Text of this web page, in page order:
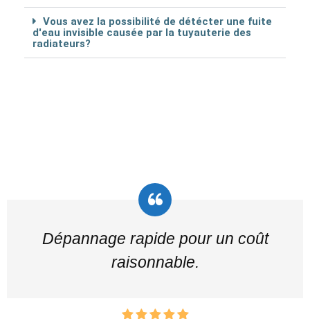
Vous avez la possibilité de détécter une fuite
d'eau invisible causée par la tuyauterie des
radiateurs?
Dépannage rapide pour un coût
raisonnable.